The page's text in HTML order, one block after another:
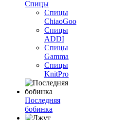
Спицы
Спицы
ChiaoGoo
Спицы
ADDI
Спицы
Gamma
Спицы
KnitPro
Последняя
бобинка